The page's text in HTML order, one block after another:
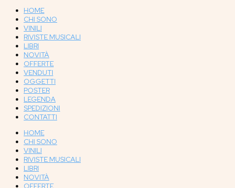
HOME
CHI SONO
VINILI
RIVISTE MUSICALI
LIBRI
NOVITÀ
OFFERTE
VENDUTI
OGGETTI
POSTER
LEGENDA
SPEDIZIONI
CONTATTI
HOME
CHI SONO
VINILI
RIVISTE MUSICALI
LIBRI
NOVITÀ
OFFERTE